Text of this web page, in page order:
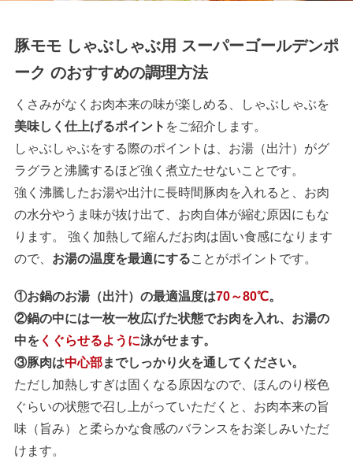
豚モモ しゃぶしゃぶ用 スーパーゴールデンポ
ーク のおすすめの調理方法
くさみがなくお肉本来の味が楽しめる、しゃぶしゃぶを
美味しく仕上げるポイント をご紹介します。
しゃぶしゃぶをする際のポイントは、お湯（出汁）がグ
ラグラと沸騰するほど強く煮立たせないことです。
強く沸騰したお湯や出汁に長時間豚肉を入れると、お肉
の水分やうま味が抜け出て、お肉自体が縮む原因にもな
ります。 強く加熱して縮んだお肉は固い食感になります
ので、 お湯の温度を最適にすることがポイントです。
①お鍋のお湯（出汁）の最適温度は70～80℃。
②鍋の中には一枚一枚広げた状態でお肉を入れ、お湯の
中を くぐらせるように泳がせます。
③豚肉は中心部までしっかり火を通してください。
ただし加熱しすぎは固くなる原因なので、ほんのり桜色
ぐらいの状態で召し上がっていただくと、お肉本来の旨
味（旨み）と柔らかな食感のバランスをお楽しみいただ
けます。